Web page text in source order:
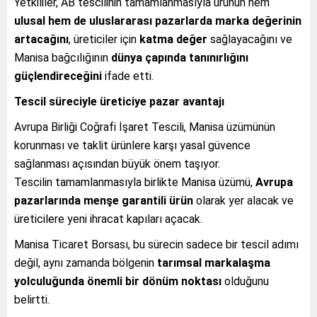
ulusal hem de uluslararası pazarlarda marka değerinin
artacağını, üreticiler için katma değer sağlayacağını ve
Manisa bağcılığının dünya çapında tanınırlığını
güçlendireceğini ifade etti.
Tescil süreciyle üreticiye pazar avantajı
Avrupa Birliği Coğrafi İşaret Tescili, Manisa üzümünün
korunması ve taklit ürünlere karşı yasal güvence
sağlanması açısından büyük önem taşıyor.
Tescilin tamamlanmasıyla birlikte Manisa üzümü, Avrupa
pazarlarında menşe garantili ürün olarak yer alacak ve
üreticilere yeni ihracat kapıları açacak.
Manisa Ticaret Borsası, bu sürecin sadece bir tescil adımı
değil, aynı zamanda bölgenin tarımsal markalaşma
yolculuğunda önemli bir dönüm noktası olduğunu
belirtti.